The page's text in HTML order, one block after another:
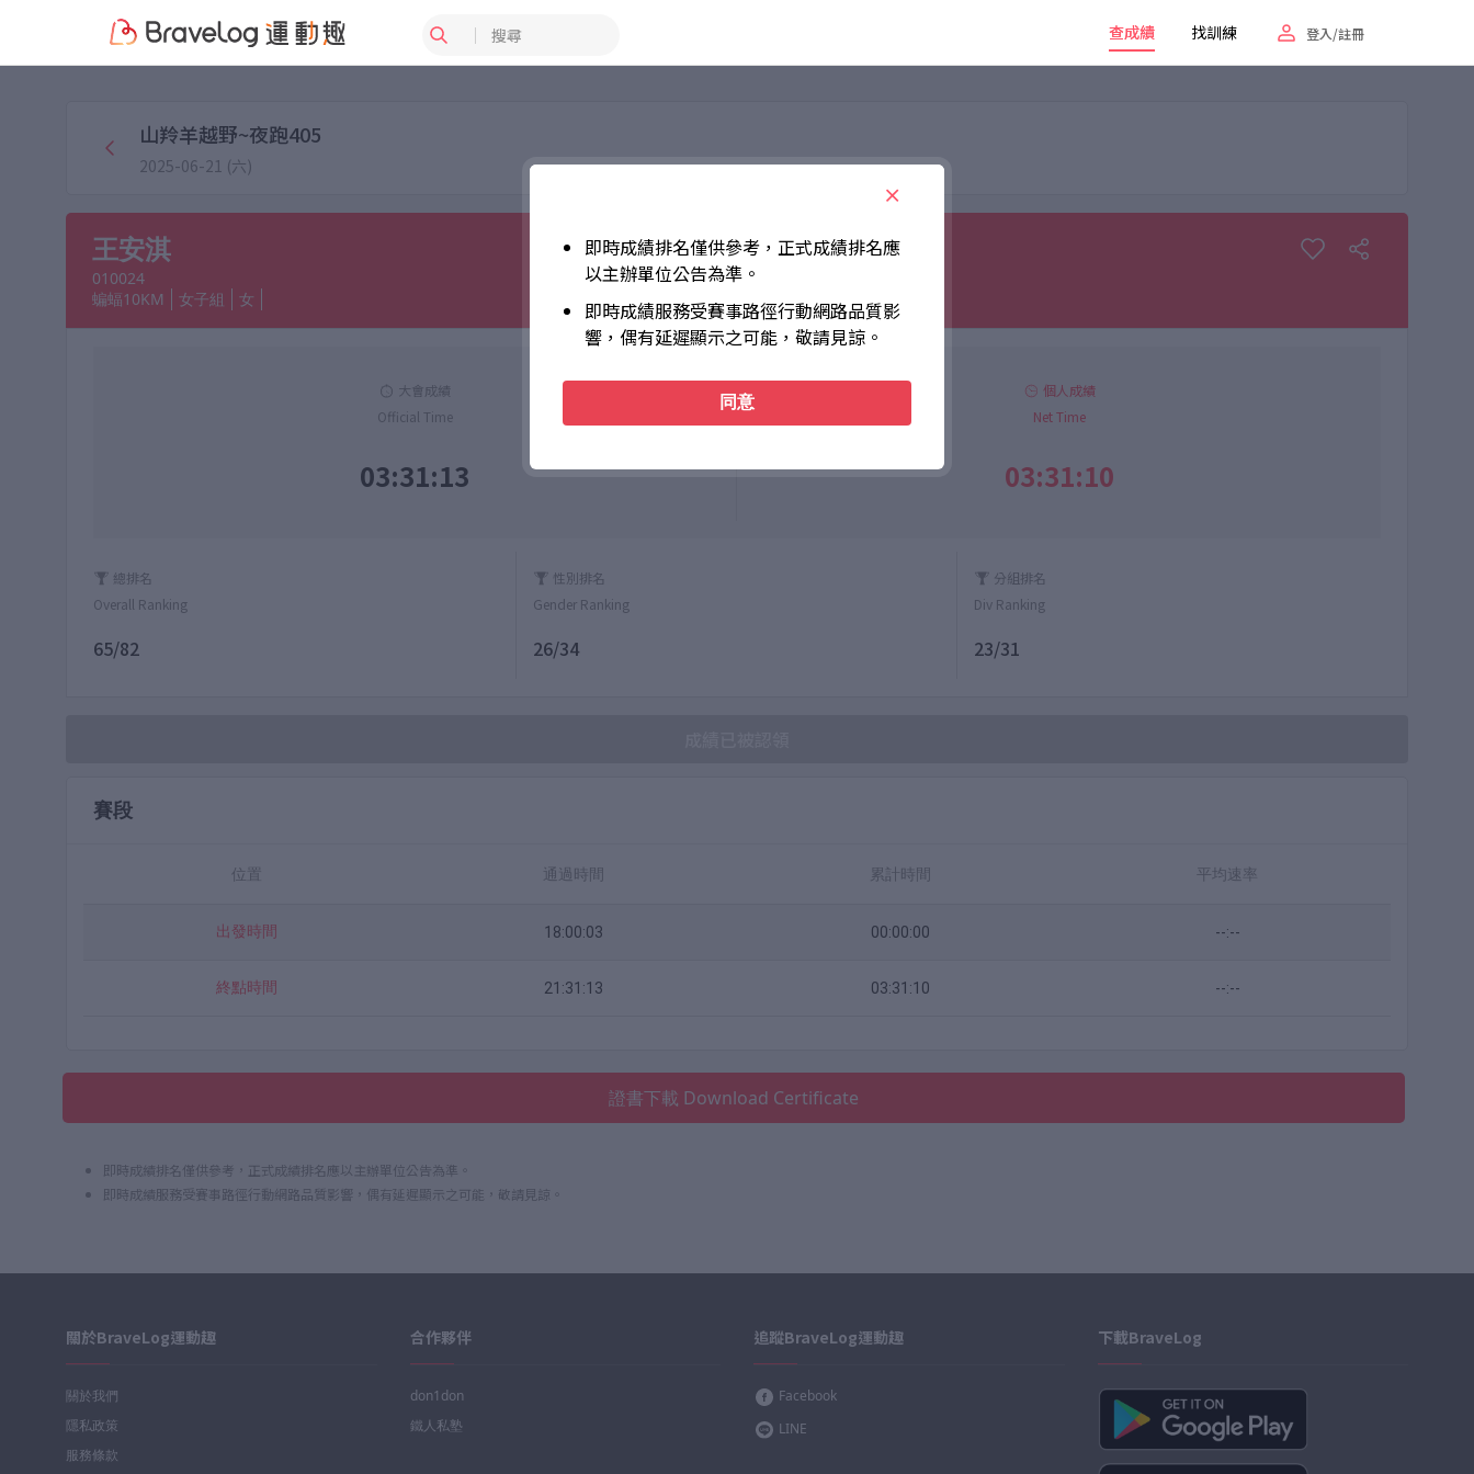
登入/註冊
搜尋 查成績 找訓練
山羚羊越野~夜跑405
2025-06-21 (六)
王安淇
010024
蝙蝠10KM
女子組 女
大會成績
Official Time
03:31:13
個人成績
Net Time
03:31:10
總排名
Overall Ranking
65/82
性別排名
Gender Ranking
26/34
分組排名
Div Ranking
23/31
賽段
位置 通過時間 累計時間 平均速率
出發時間 18:00:03 00:00:00 --:--
終點時間 21:31:13 03:31:10 --:--
證書下載 Download Certificate
即時成績排名僅供參考，正式成績排名應以主辦單位公告為準。
即時成績服務受賽事路徑行動網路品質影響，偶有延遲顯示之可能，敬請見諒。
即時成績排名僅供參考，正式成績排名應
以主辦單位公告為準。
即時成績服務受賽事路徑行動網路品質影
響，偶有延遲顯示之可能，敬請見諒。
同意
關於BraveLog運動趣
關於我們
隱私政策
服務條款
合作夥伴
don1don
鐵人私塾
追蹤BraveLog運動趣
Facebook
LINE
下載BraveLog